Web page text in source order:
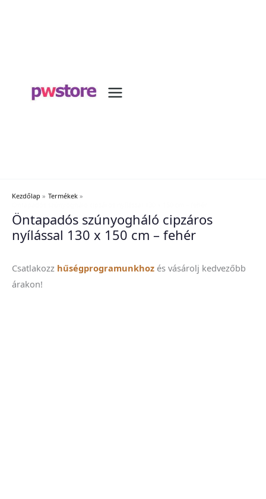
Kezdőlap
Termékek
Öntapadós szúnyogháló cipzáros
nyílással 130 x 150 cm – fehér
Csatlakozz hűségprogramunkhoz és vásárolj kedvezőbb
árakon!